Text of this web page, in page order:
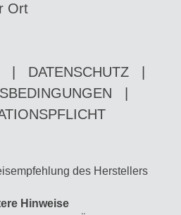
Ort
DATENSCHUTZ
des Herstellers
Hinweise